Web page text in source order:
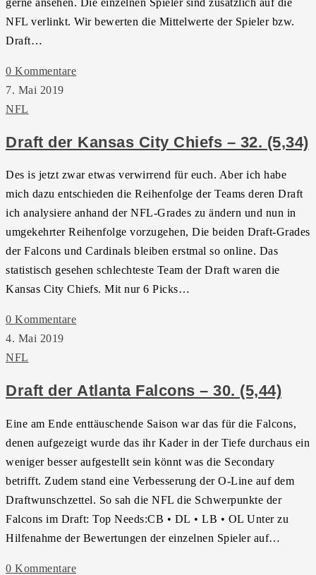
gerne ansehen. Die einzelnen Spieler sind zusätzlich auf die
NFL verlinkt. Wir bewerten die Mittelwerte der Spieler bzw.
Draft…
0 Kommentare
7. Mai 2019
NFL
Draft der Kansas City Chiefs – 32. (5,34)
Des is jetzt zwar etwas verwirrend für euch. Aber ich habe
mich dazu entschieden die Reihenfolge der Teams deren Draft
ich analysiere anhand der NFL-Grades zu ändern und nun in
umgekehrter Reihenfolge vorzugehen, Die beiden Draft-Grades
der Falcons und Cardinals bleiben erstmal so online. Das
statistisch gesehen schlechteste Team der Draft waren die
Kansas City Chiefs. Mit nur 6 Picks…
0 Kommentare
4. Mai 2019
NFL
Draft der Atlanta Falcons – 30. (5,44)
Eine am Ende enttäuschende Saison war das für die Falcons,
denen aufgezeigt wurde das ihr Kader in der Tiefe durchaus ein
weniger besser aufgestellt sein könnt was die Secondary
betrifft. Zudem stand eine Verbesserung der O-Line auf dem
Draftwunschzettel. So sah die NFL die Schwerpunkte der
Falcons im Draft: Top Needs:CB • DL • LB • OL Unter zu
Hilfenahme der Bewertungen der einzelnen Spieler auf…
0 Kommentare